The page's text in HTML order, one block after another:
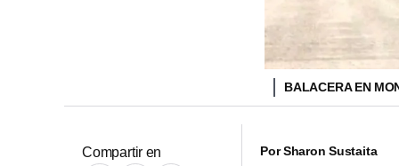
BALACERA EN
Compartir en PorSharon Sustaita